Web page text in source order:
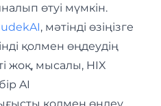
өтуі мүмкін.
, мәтінді өзіңізге
қолмен өңдеудің
жоқ, мысалы, HIX
AI
қолмен өңдеу